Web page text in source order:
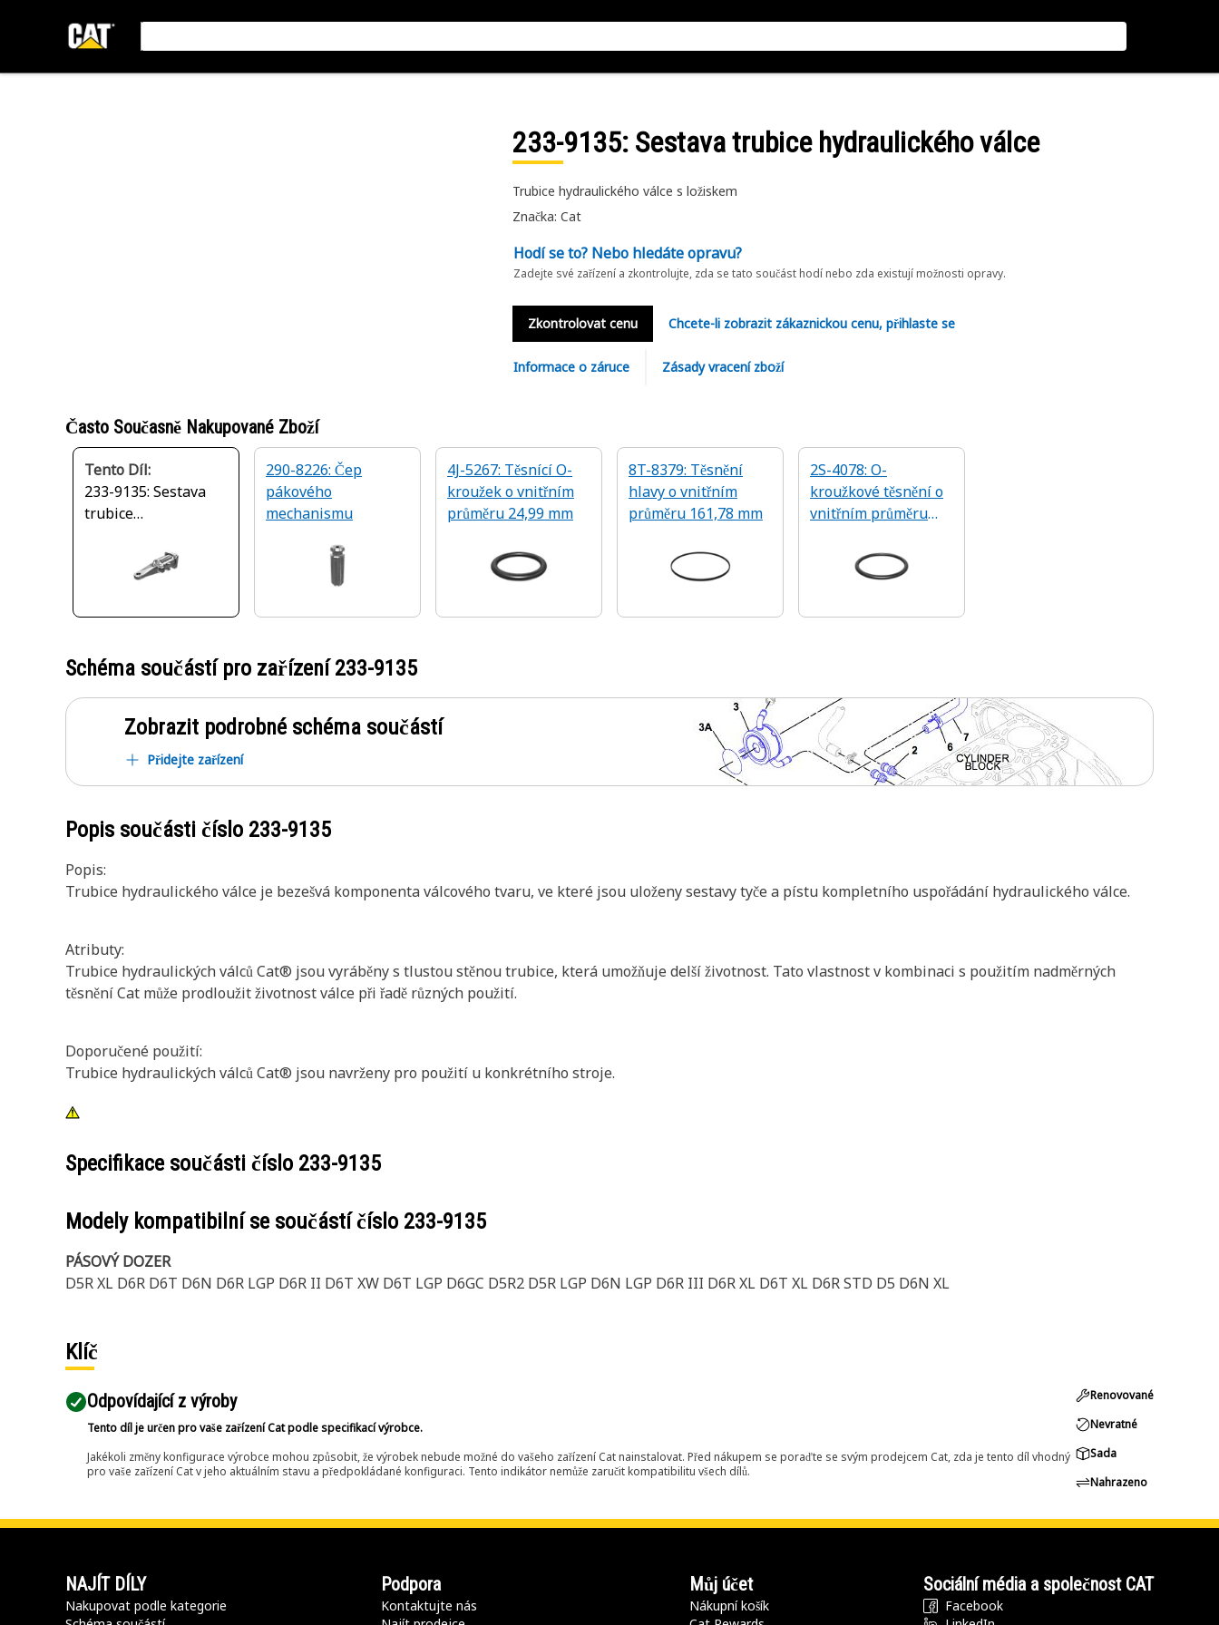
233-9135: Sestava trubice hydraulického válce
Trubice hydraulického válce s ložiskem
Značka: Cat
Hodí se to? Nebo hledáte opravu?
Zadejte své zařízení a zkontrolujte, zda se tato součást hodí nebo zda existují možnosti opravy.
Zkontrolovat cenu Chcete-li zobrazit zákaznickou cenu, přihlaste se
Informace o záruce Zásady vracení zboží
Často Současně Nakupované Zboží
Tento Díl:
233-9135: Sestava
trubice
290-8226: Čep
pákového
mechanismu
4J-5267: Těsnící O-
kroužek o vnitřním
průměru 24,99 mm
8T-8379: Těsnění
hlavy o vnitřním
průměru 161,78 mm
2S-4078: O-
kroužkové těsnění o
vnitřním průměru
Schéma součástí pro zařízení233-9135
Zobrazit podrobné schéma součástí
Přidejte zařízení
Popis součásti číslo 233-9135
Popis:
Trubice hydraulického válce je bezešvá komponenta válcového tvaru, ve které jsou uloženy sestavy tyče a pístu kompletního uspořádání hydraulického válce.
Atributy:
Trubice hydraulických válců Cat® jsou vyráběny s tlustou stěnou trubice, která umožňuje delší životnost. Tato vlastnost v kombinaci s použitím nadměrných
těsnění Cat může prodloužit životnost válce při řadě různých použití.
Doporučené použití:
Trubice hydraulických válců Cat® jsou navrženy pro použití u konkrétního stroje.
Specifikace součásti číslo 233-9135
Modely kompatibilní se součástí číslo 233-9135
PÁSOVÝ DOZER
D5R XL D6R D6T D6N D6R LGP D6R II D6T XW D6T LGP D6GC D5R2 D5R LGP D6N LGP D6R III D6R XL D6T XL D6R STD D5 D6N XL
Klíč
Odpovídající z výroby
Tento díl je určen pro vaše zařízení Cat podle specifikací výrobce.
Jakékoli změny konfigurace výrobce mohou způsobit, že výrobek nebude možné do vašeho zařízení Cat nainstalovat. Před nákupem se poraďte se svým prodejcem Cat, zda je tento díl vhodný
pro vaše zařízení Cat v jeho aktuálním stavu a předpokládané konfiguraci. Tento indikátor nemůže zaručit kompatibilitu všech dílů.
Renovované
Nevratné
Sada
Nahrazeno
NAJÍT DÍLY
Nakupovat podle kategorie
Podpora
Kontaktujte nás
Můj účet
Nákupní košík
Sociální média a společnost CAT
Facebook